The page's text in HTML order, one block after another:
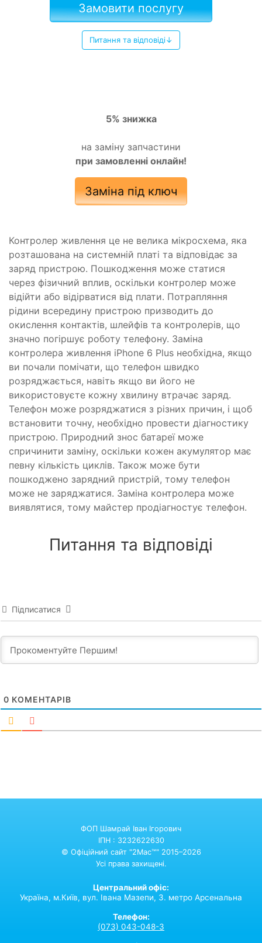
Замовити послугу
Питання та відповіді↓
5% знижка
на заміну запчастини
при замовленні онлайн!
Заміна під ключ
Контролер живлення це не велика мікросхема, яка
розташована на системній платі та відповідає за
заряд пристрою. Пошкодження може статися
через фізичний вплив, оскільки контролер може
відійти або відірватися від плати. Потрапляння
рідини всередину пристрою призводить до
окислення контактів, шлейфів та контролерів, що
значно погіршує роботу телефону. Заміна
контролера живлення iPhone 6 Plus необхідна, якщо
ви почали помічати, що телефон швидко
розряджається, навіть якщо ви його не
використовуєте кожну хвилину втрачає заряд.
Телефон може розряджатися з різних причин, і щоб
встановити точну, необхідно провести діагностику
пристрою. Природний знос батареї може
спричинити заміну, оскільки кожен акумулятор має
певну кількість циклів. Також може бути
пошкоджено зарядний пристрій, тому телефон
може не заряджатися. Заміна контролера може
виявлятися, тому майстер продіагностує телефон.
Питання та відповіді
Підписатися
0 КОМЕНТАРІВ
ФОП Шамрай Іван Ігорович
ІПН : 3232622630
© Офіційний сайт "2Mac™" 2015–2026
Усі права захищені.
Центральний офіс:
Україна, м.Київ, вул. Івана Мазепи, 3. метро Арсенальна
Телефон:
(073) 043-048-3